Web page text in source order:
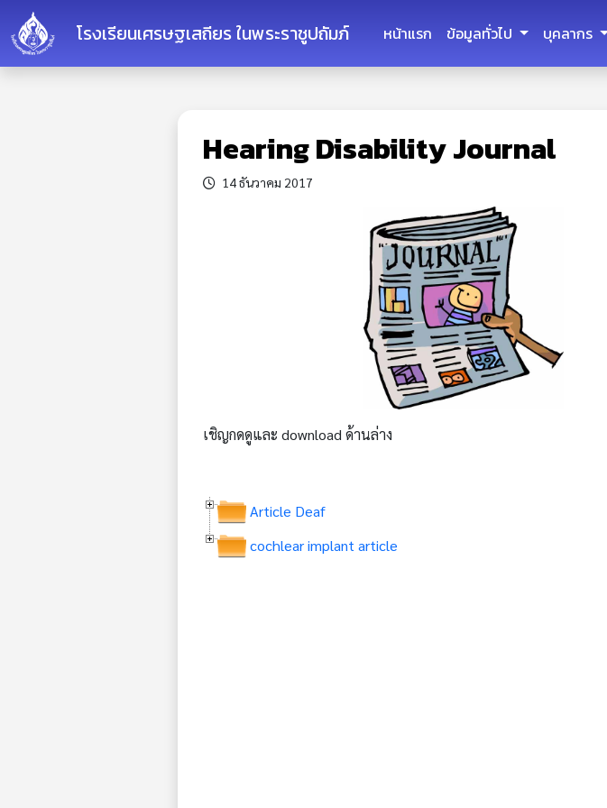
โรงเรียนเศรษฐเสถียร ในพระราชูปถัมภ์ หน้าแรก ข้อมูลทั่วไป บุคลากร
Hearing Disability Journal
14 ธันวาคม 2017
เชิญกดดูและ download ด้านล่าง
Article Deaf
cochlear implant article